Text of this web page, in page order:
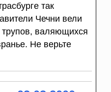
так
Чечни вели
трупов, валяющихся
Не верьте